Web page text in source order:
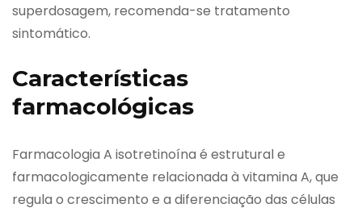
superdosagem, recomenda-se tratamento
sintomático.
Características
farmacológicas
Farmacologia A isotretinoína é estrutural e
farmacologicamente relacionada à vitamina A, que
regula o crescimento e a diferenciação das células